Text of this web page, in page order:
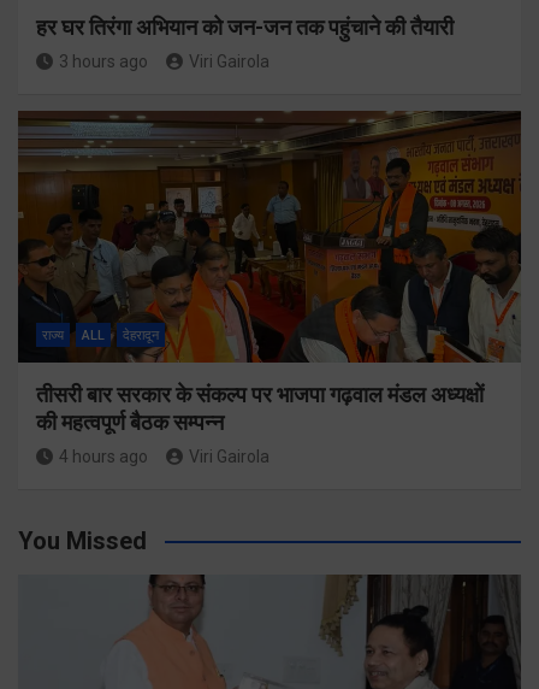
हर घर तिरंगा अभियान को जन-जन तक पहुंचाने की तैयारी
3 hours ago Viri Gairola
राज्य ALL देहरादून
तीसरी बार सरकार के संकल्प पर भाजपा गढ़वाल मंडल अध्यक्षों
की महत्वपूर्ण बैठक सम्पन्न
4 hours ago Viri Gairola
You Missed